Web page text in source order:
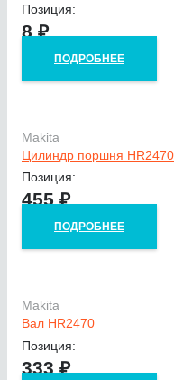
Позиция:
8₽
ПОДРОБНЕЕ
Makita
Цилиндр поршня HR2470
Позиция:
455₽
ПОДРОБНЕЕ
Makita
Вал HR2470
Позиция:
333₽